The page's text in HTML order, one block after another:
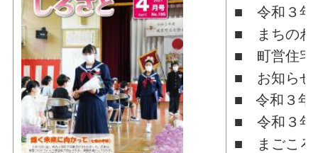
■ 令和３年
■ まちのわ
■ 町営住宅
■ お知らせ
■ 令和３年
■ 令和３年
■ まごころ